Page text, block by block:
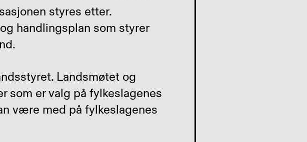
styres etter.
handlingsplan som styrer
Landsmøtet og
som er valg på fylkeslagenes
være med på fylkeslagenes